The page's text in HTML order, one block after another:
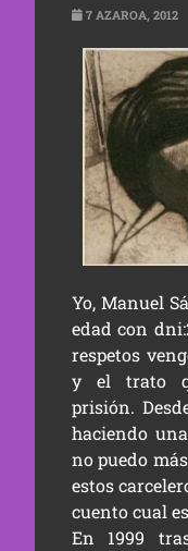
7 AZAROA, 2012
Yo, Manuel
edad con
respetos
y el trato
prisión.
haciendo
no puedo
estos
cuento cual
En 1999